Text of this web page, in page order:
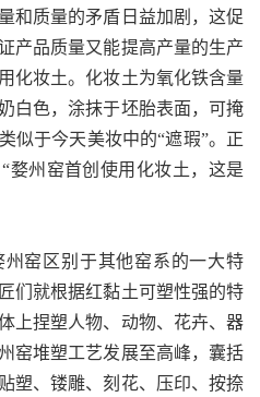
和质量的矛盾日益加剧，这促
产品质量又能提高产量的生产
化妆土。化妆土为氧化铁含量
白色，涂抹于坯胎表面，可掩
似于今天美妆中的“遮瑕”。正
婺州窑首创使用化妆土，这是
窑区别于其他窑系的一大特
们就根据红黏土可塑性强的特
上捏塑人物、动物、花卉、器
窑堆塑工艺发展至高峰，囊括
塑、镂雕、刻花、压印、按捺